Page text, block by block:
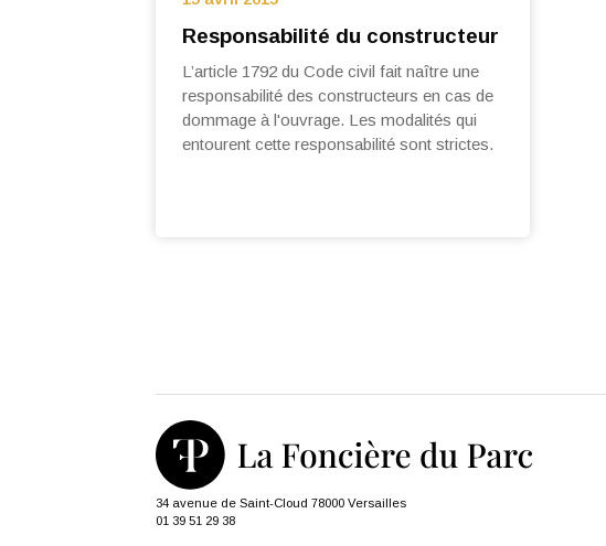
Responsabilité du constructeur
L’article 1792 du Code civil fait naître une
responsabilité des constructeurs en cas de
dommage à l'ouvrage. Les modalités qui
entourent cette responsabilité sont strictes.
34 avenue de Saint-Cloud 78000 Versailles
01 39 51 29 38